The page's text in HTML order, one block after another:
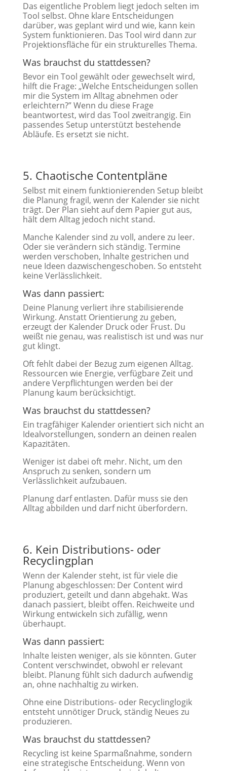
Das eigentliche Problem liegt jedoch selten im
Tool selbst. Ohne klare Entscheidungen
darüber, was geplant wird und wie, kann kein
System funktionieren. Das Tool wird dann zur
Projektionsfläche für ein strukturelles Thema.
Was brauchst du stattdessen?
Bevor ein Tool gewählt oder gewechselt wird,
hilft die Frage: „Welche Entscheidungen sollen
mir die System im Alltag abnehmen oder
erleichtern?” Wenn du diese Frage
beantwortest, wird das Tool zweitrangig. Ein
passendes Setup unterstützt bestehende
Abläufe. Es ersetzt sie nicht.
5. Chaotische Contentpläne
Selbst mit einem funktionierenden Setup bleibt
die Planung fragil, wenn der Kalender sie nicht
trägt. Der Plan sieht auf dem Papier gut aus,
hält dem Alltag jedoch nicht stand.
Manche Kalender sind zu voll, andere zu leer.
Oder sie verändern sich ständig. Termine
werden verschoben, Inhalte gestrichen und
neue Ideen dazwischengeschoben. So entsteht
keine Verlässlichkeit.
Was dann passiert:
Deine Planung verliert ihre stabilisierende
Wirkung. Anstatt Orientierung zu geben,
erzeugt der Kalender Druck oder Frust. Du
weißt nie genau, was realistisch ist und was nur
gut klingt.
Oft fehlt dabei der Bezug zum eigenen Alltag.
Ressourcen wie Energie, verfügbare Zeit und
andere Verpflichtungen werden bei der
Planung kaum berücksichtigt.
Was brauchst du stattdessen?
Ein tragfähiger Kalender orientiert sich nicht an
Idealvorstellungen, sondern an deinen realen
Kapazitäten.
Weniger ist dabei oft mehr. Nicht, um den
Anspruch zu senken, sondern um
Verlässlichkeit aufzubauen.
Planung darf entlasten. Dafür muss sie den
Alltag abbilden und darf nicht überfordern.
6. Kein Distributions- oder
Recyclingplan
Wenn der Kalender steht, ist für viele die
Planung abgeschlossen: Der Content wird
produziert, geteilt und dann abgehakt. Was
danach passiert, bleibt offen. Reichweite und
Wirkung entwickeln sich zufällig, wenn
überhaupt.
Was dann passiert:
Inhalte leisten weniger, als sie könnten. Guter
Content verschwindet, obwohl er relevant
bleibt. Planung fühlt sich dadurch aufwendig
an, ohne nachhaltig zu wirken.
Ohne eine Distributions- oder Recyclinglogik
entsteht unnötiger Druck, ständig Neues zu
produzieren.
Was brauchst du stattdessen?
Recycling ist keine Sparmaßnahme, sondern
eine strategische Entscheidung. Wenn von